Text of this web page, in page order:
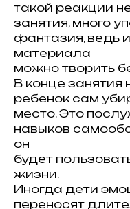
такой реакции
занятия, много
фантазия, ведь
материала
можно творить
В конце занятия
ребенок сам
место. Это
навыков
он
будет
жизни.
Иногда дети
переносят